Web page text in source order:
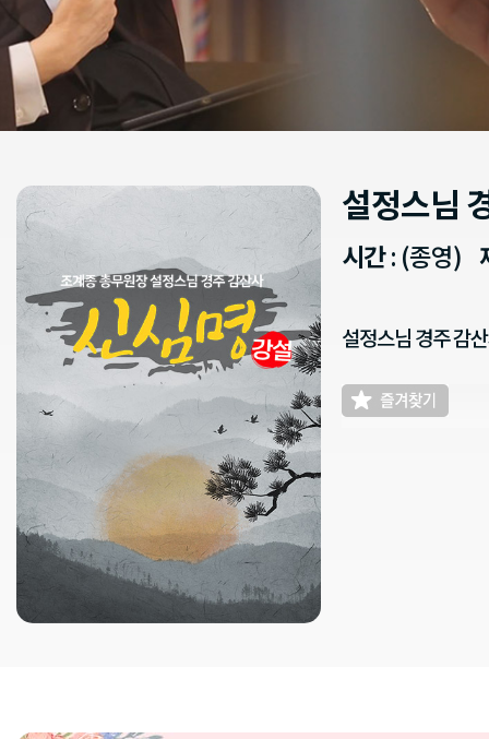
설정스님
시간: (종영)
설정스님 경주 감